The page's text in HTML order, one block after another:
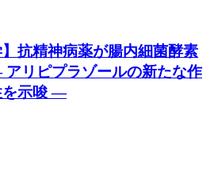
】抗精神病薬が腸内細菌酵素
リピプラゾールの新たな作
を示唆 ―